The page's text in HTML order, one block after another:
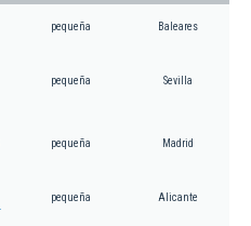
pequeña Baleares
pequeña Sevilla
pequeña Madrid
pequeña Alicante